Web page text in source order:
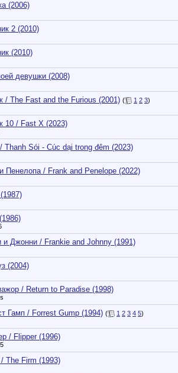
(2006)
2 (2010)
(2010)
девушки (2008)
/ The Fast and the Furious (2001) ( 1 2 3)
10 / Fast X (2023)
Thanh Sói - Cúc dại trong đêm (2023)
Пенелопа / Frank and Penelope (2022)
и Джонни / Frankie and Johnny (1991)
(2004)
/ Return to Paradise (1998)
Гамп / Forrest Gump (1994) ( 1 2 3 4 5)
/ Flipper (1996)
The Firm (1993)